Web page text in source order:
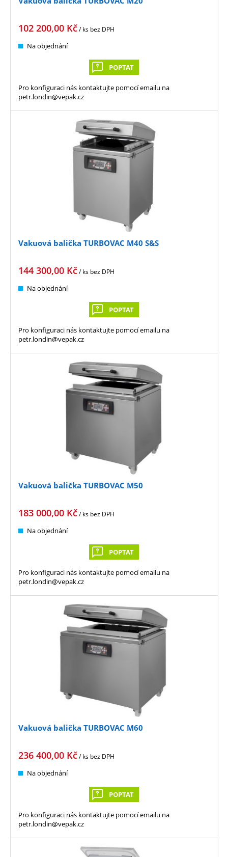
102 200,00 Kč/ ks bez DPH
Na objednání
POPTAT
Pro konfiguraci nás kontaktujte pomocí emailu na
petr.londin@vepak.cz
Vakuová balička TURBOVAC M40 S&S
144 300,00 Kč/ ks bez DPH
Na objednání
POPTAT
Pro konfiguraci nás kontaktujte pomocí emailu na
petr.londin@vepak.cz
Vakuová balička TURBOVAC M50
183 000,00 Kč/ ks bez DPH
Na objednání
POPTAT
Pro konfiguraci nás kontaktujte pomocí emailu na
petr.londin@vepak.cz
Vakuová balička TURBOVAC M60
236 400,00 Kč/ ks bez DPH
Na objednání
POPTAT
Pro konfiguraci nás kontaktujte pomocí emailu na
petr.londin@vepak.cz